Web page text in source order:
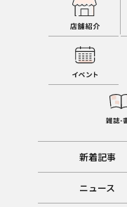
新着記事
ニュース